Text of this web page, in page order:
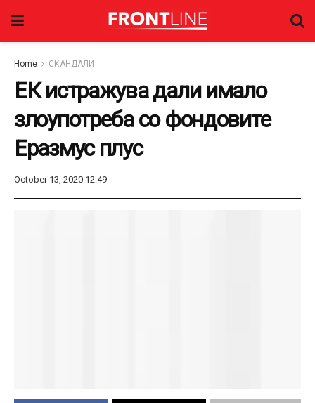
Home СКАНДАЛИ
ЕК истражува дали имало
злоупотреба со фондовите
Еразмус плус
October 13, 2020 12:49